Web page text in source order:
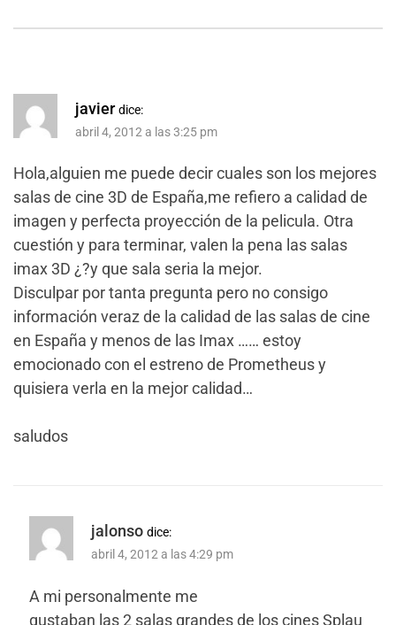
javier dice:
abril 4, 2012 a las 3:25 pm
Hola,alguien me puede decir cuales son los mejores
salas de cine 3D de España,me refiero a calidad de
imagen y perfecta proyección de la pelicula. Otra
cuestión y para terminar, valen la pena las salas
imax 3D ¿?y que sala seria la mejor.
Disculpar por tanta pregunta pero no consigo
información veraz de la calidad de las salas de cine
en España y menos de las Imax …… estoy
emocionado con el estreno de Prometheus y
quisiera verla en la mejor calidad…
saludos
jalonso dice:
abril 4, 2012 a las 4:29 pm
A mi personalmente me
gustaban las 2 salas grandes de los cines Splau